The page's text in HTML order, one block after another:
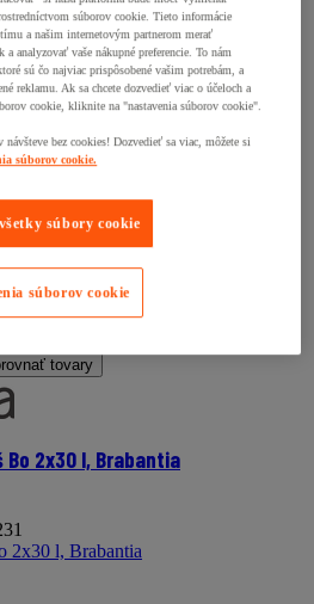
+
k dispozícii
tovary
2x30 l, Brabantia
2x30 l, Brabantia
súborov cookie. Tieto informácie
a našim internetovým partnerom merať
analyzovať vaše nákupné preferencie. To nám
sú čo najviac prispôsobené vašim potrebám, a
reklamu. Ak sa chcete dozvedieť viac o účeloch a
cookie, kliknite na "nastavenia súborov cookie".
návšteve bez cookies! Dozvedieť sa viac, môžete si
súborov cookie.
súbory cookie
súborov cookie